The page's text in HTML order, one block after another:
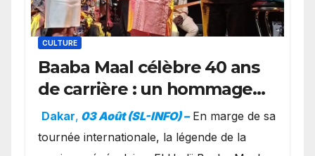
CULTURE
Baaba Maal célèbre 40 ans
de carrière : un hommage
exceptionnel à Oslo en
présence de la famille
Dakar, 03 Août (SL-INFO) – ​En marge de sa
tournée internationale, la légende de la